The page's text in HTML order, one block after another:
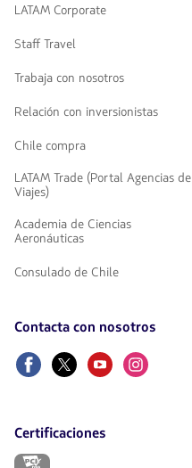
LATAM Corporate
Staff Travel
Trabaja con nosotros
Relación con inversionistas
Chile compra
LATAM Trade (Portal Agencias de
Viajes)
Academia de Ciencias
Aeronáuticas
Consulado de Chile
Contacta con nosotros
FacebookTwitterYoutubeInstagram
Certificaciones
El